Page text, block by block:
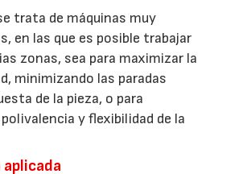
trata de máquinas muy
en las que es posible trabajar
zonas, sea para maximizar la
minimizando las paradas
de la pieza, o para
y flexibilidad de la